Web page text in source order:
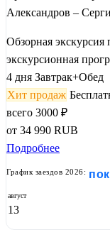
Александров –
Обзорная
экскурсионная
4 дня Завтрак+Обед
Хит продаж
всего 3000 ₽
от 34 990 RUB
Подробнее
График заездов 2026:
август
13